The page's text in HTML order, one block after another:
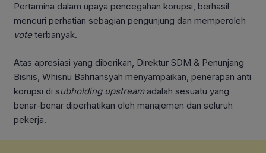
Pertamina dalam upaya pencegahan korupsi, berhasil
mencuri perhatian sebagian pengunjung dan memperoleh
voteterbanyak.
Atas apresiasi yang diberikan, Direktur SDM & Penunjang
Bisnis, Whisnu Bahriansyah menyampaikan, penerapan anti
korupsi di subholding upstreamadalah sesuatu yang
benar-benar diperhatikan oleh manajemen dan seluruh
pekerja.